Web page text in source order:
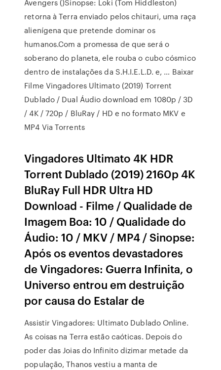
Avengers ()Sinopse: Loki (Tom Hiddleston)
retorna à Terra enviado pelos chitauri, uma raça
alienígena que pretende dominar os
humanos.Com a promessa de que será o
soberano do planeta, ele rouba o cubo cósmico
dentro de instalações da S.H.I.E.L.D. e, … Baixar
Filme Vingadores Ultimato (2019) Torrent
Dublado / Dual Áudio download em 1080p / 3D
/ 4K / 720p / BluRay / HD e no formato MKV e
MP4 Via Torrents
Vingadores Ultimato 4K HDR
Torrent Dublado (2019) 2160p 4K
BluRay Full HDR Ultra HD
Download - Filme / Qualidade de
Imagem Boa: 10 / Qualidade do
Áudio: 10 / MKV / MP4 / Sinopse:
Após os eventos devastadores
de Vingadores: Guerra Infinita, o
Universo entrou em destruição
por causa do Estalar de
Assistir Vingadores: Ultimato Dublado Online.
As coisas na Terra estão caóticas. Depois do
poder das Joias do Infinito dizimar metade da
população, Thanos vestiu a manta de